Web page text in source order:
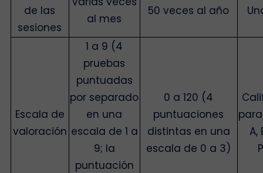
de las
sesiones
al mes
50 veces al año
Escala de
valoración
1 a 9 (4
pruebas
puntuadas
por separado
en una
escala de 1 a
9; la
puntuación
0 a 120 (4
puntuaciones
distintas en una
escala de 0 a 3)
A,